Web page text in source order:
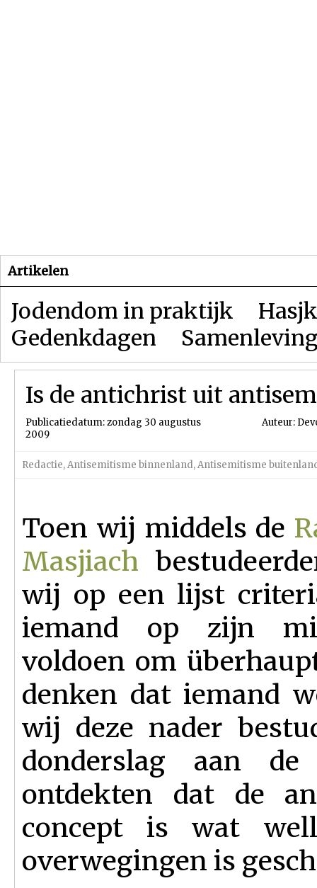
Artikelen
Jodendom in praktijk
Gedenkdagen
Is de antichrist uit
Publicatiedatum: zondag 30 augustus
2009
Auteur:
Redactie,Antisemitisme binnenland,Antisemitisme
Toen wij middels de
Masjiach
wij op een lijst
iemand op zijn
voldoen om
denken dat iemand
wij deze nader
donderslag aan
ontdekten dat de
concept is wat
overwegingen is